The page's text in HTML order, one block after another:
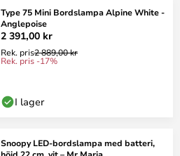
Type 75 Mini Bordslampa Alpine White -
Anglepoise
2 391,00 kr
Rek. pris2 889,00 kr
Rek. pris -17%
I lager
Snoopy LED-bordslampa med batteri,